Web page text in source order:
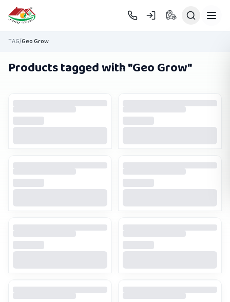
Skip to main content
TAG/Geo Grow
Products tagged with "Geo Grow"